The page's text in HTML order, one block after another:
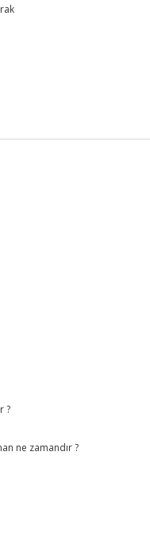
?
ne zamandır ?